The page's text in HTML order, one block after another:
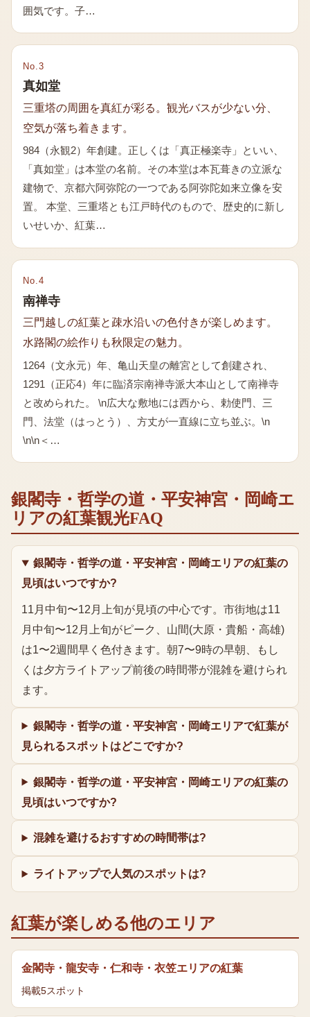
囲気です。子…
No.3
真如堂
三重塔の周囲を真紅が彩る。観光バスが少ない分、
空気が落ち着きます。
984（永観2）年創建。正しくは「真正極楽寺」といい、
「真如堂」は本堂の名前。その本堂は本瓦葺きの立派な
建物で、京都六阿弥陀の一つである阿弥陀如来立像を安
置。 本堂、三重塔とも江戸時代のもので、歴史的に新し
いせいか、紅葉…
No.4
南禅寺
三門越しの紅葉と疎水沿いの色付きが楽しめます。
水路閣の絵作りも秋限定の魅力。
1264（文永元）年、亀山天皇の離宮として創建され、
1291（正応4）年に臨済宗南禅寺派大本山として南禅寺
と改められた。 \n広大な敷地には西から、勅使門、三
門、法堂（はっとう）、方丈が一直線に立ち並ぶ。\n
\n\n＜…
銀閣寺・哲学の道・平安神宮・岡崎エ
リアの紅葉観光FAQ
銀閣寺・哲学の道・平安神宮・岡崎エリアの紅葉の
見頃はいつですか?
11月中旬〜12月上旬が見頃の中心です。市街地は11
月中旬〜12月上旬がピーク、山間(大原・貴船・高雄)
は1〜2週間早く色付きます。朝7〜9時の早朝、もし
くは夕方ライトアップ前後の時間帯が混雑を避けられ
ます。
銀閣寺・哲学の道・平安神宮・岡崎エリアで紅葉が
見られるスポットはどこですか?
銀閣寺・哲学の道・平安神宮・岡崎エリアの紅葉の
見頃はいつですか?
混雑を避けるおすすめの時間帯は?
ライトアップで人気のスポットは?
紅葉が楽しめる他のエリア
金閣寺・龍安寺・仁和寺・衣笠エリアの紅葉
掲載5スポット